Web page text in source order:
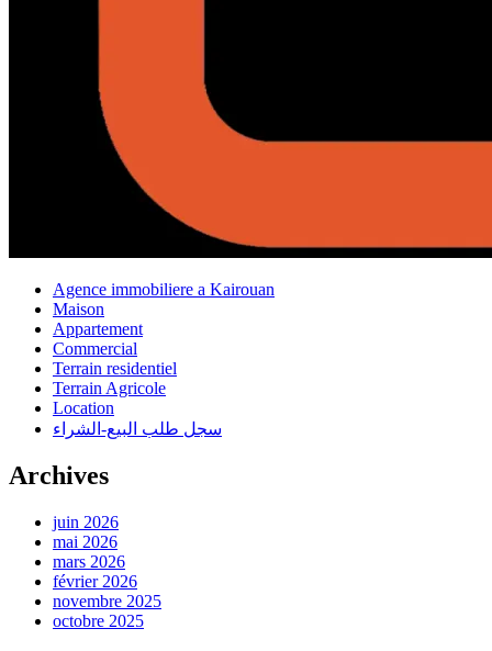
Agence immobiliere a Kairouan
Maison
Appartement
Commercial
Terrain residentiel
Terrain Agricole
Location
سجل طلب البيع-الشراء
Archives
juin 2026
mai 2026
mars 2026
février 2026
novembre 2025
octobre 2025